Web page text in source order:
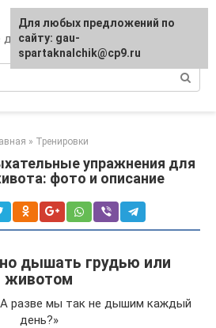
для здоровья
» Тренировки
упражнения для
фото и описание
дышать грудью или
животом
разве мы так не дышим каждый
день?»
Для любых предложений по
сайту: gau-
spartaknalchik@cp9.ru